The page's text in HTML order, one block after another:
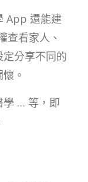
App 還能建
查看家人、
分享不同的
。
學 … 等，即